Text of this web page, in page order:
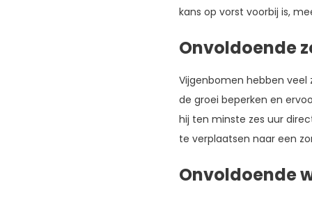
kans op vorst voorbij is,
Onvoldoende
Vijgenbomen hebben
de groei beperken en
hij ten minste zes uur
te verplaatsen naar een
Onvoldoende